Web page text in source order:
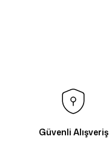
Güvenli Alışveriş